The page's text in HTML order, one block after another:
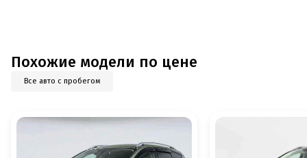
Похожие модели по цене
Все авто с пробегом